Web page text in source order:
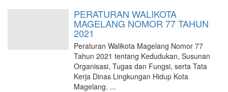
PERATURAN WALIKOTA
MAGELANG NOMOR 77 TAHUN
2021
Peraturan Walikota Magelang Nomor 77
Tahun 2021 tentang Kedudukan, Susunan
Organisasi, Tugas dan Fungsi, serta Tata
Kerja Dinas Lingkungan Hidup Kota
Magelang. ...